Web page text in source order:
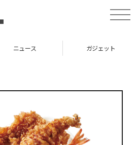
toggle
ニュース ガジェット